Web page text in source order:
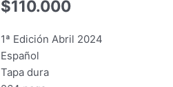
$110.000
1ª Edición Abril 2024
Español
Tapa dura